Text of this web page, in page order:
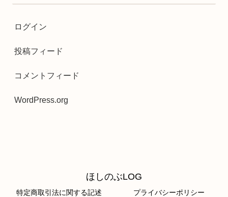
ログイン
投稿フィード
コメントフィード
WordPress.org
ほしのぶLOG
特定商取引法に関する記述 プライバシーポリシー